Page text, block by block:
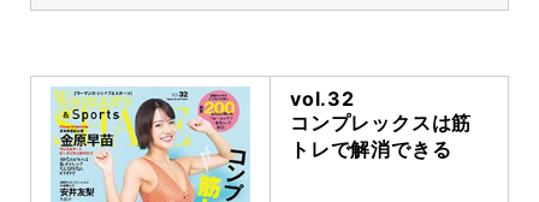
vol.32
コンプレックスは筋
トレで解消できる